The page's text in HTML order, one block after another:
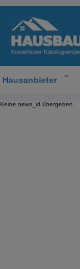
Hausanbieter
Keine news_id übergeben.